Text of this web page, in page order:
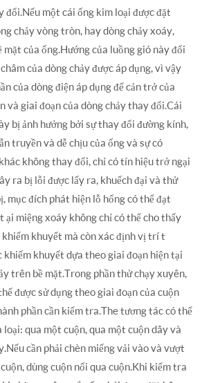
đổi.Nếu một cái ống kim loại được đặt
chảy vòng tròn, hay dòng chảy xoáy,
của ống.Hướng của luồng gió này đối
của dòng chảy được áp dụng, vì vậy
của dòng điện áp dụng để cản trở của
và giai đoạn của dòng chảy thay đổi.Cái
bị ảnh hưởng bởi sự thay đổi đường kính,
truyền và dễ chịu của ống và sự có
không thay đổi, chỉ có tín hiệu trở ngại
ra bị lỗi được lấy ra, khuếch đại và thử
mục đích phát hiện lỗ hổng có thể đạt
ại miệng xoáy không chỉ có thể cho thấy
khuyết mà còn xác định vị trí t
khiếm khuyết dựa theo giai đoạn hiện tại
trên bề mặt.Trong phần thử chạy xuyên,
được sử dụng theo giai đoạn của cuộn
phần cần kiểm tra.The tương tác có thể
loại: qua một cuộn, qua một cuộn dây và
cần phải chèn miếng vải vào và vượt
dùng cuộn nối qua cuộn.Khi kiểm tra